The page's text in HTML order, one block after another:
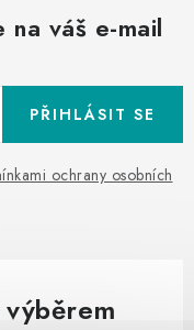
váš e-mail
ochrany osobních
PŘIHLÁSIT SE
výběrem